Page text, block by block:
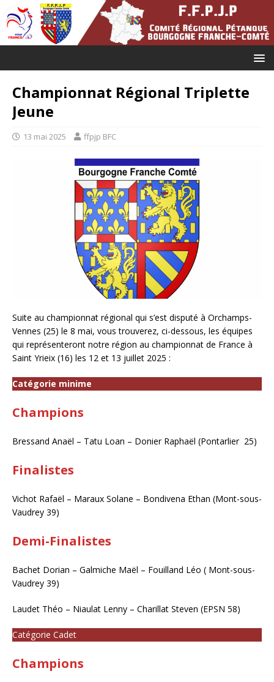
Championnat Régional Triplette
Jeune
13 mai 2025 ffpjp BFC
Suite au championnat régional qui s’est disputé à Orchamps-
Vennes (25) le 8 mai, vous trouverez, ci-dessous, les équipes
qui représenteront notre région au championnat de France à
Saint Yrieix (16) les 12 et 13 juillet 2025 :
Catégorie minime
Champions
Bressand Anaël – Tatu Loan – Donier Raphaël (Pontarlier 25)
Finalistes
Vichot Rafaël – Maraux Solane – Bondivena Ethan (Mont-sous-
Vaudrey 39)
Demi-Finalistes
Bachet Dorian – Galmiche Maël – Fouilland Léo ( Mont-sous-
Vaudrey 39)
Laudet Théo – Niaulat Lenny – Charillat Steven (EPSN 58)
Catégorie Cadet
Champions